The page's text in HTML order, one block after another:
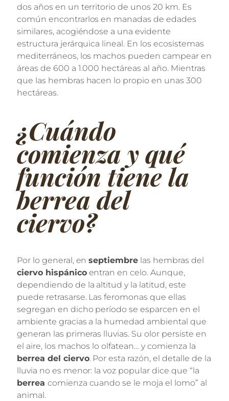
dos años en un territorio de unos 20 km. Es
común encontrarlos en manadas de edades
similares, acogiéndose a una evidente
estructura jerárquica lineal. En los ecosistemas
mediterráneos, los machos pueden campear en
áreas de 600 a 1.000 hectáreas al año. Mientras
que las hembras hacen lo propio en unas 300
hectáreas.
¿Cuándo
comienza y qué
función tiene la
berrea del
ciervo?
Por lo general, enseptiembre las hembras del
ciervo hispánicoentran en celo. Aunque,
dependiendo de la altitud y la latitud, este
puede retrasarse. Las feromonas que ellas
segregan en dicho período se esparcen en el
ambiente gracias a la humedad ambiental que
generan las primeras lluvias. Su olor persiste en
el aire, los machos lo olfatean… y comienza la
berrea del ciervo. Por esta razón, el detalle de la
lluvia no es menor: la voz popular dice que “la
berrea comienza cuando se le moja el lomo” al
animal.